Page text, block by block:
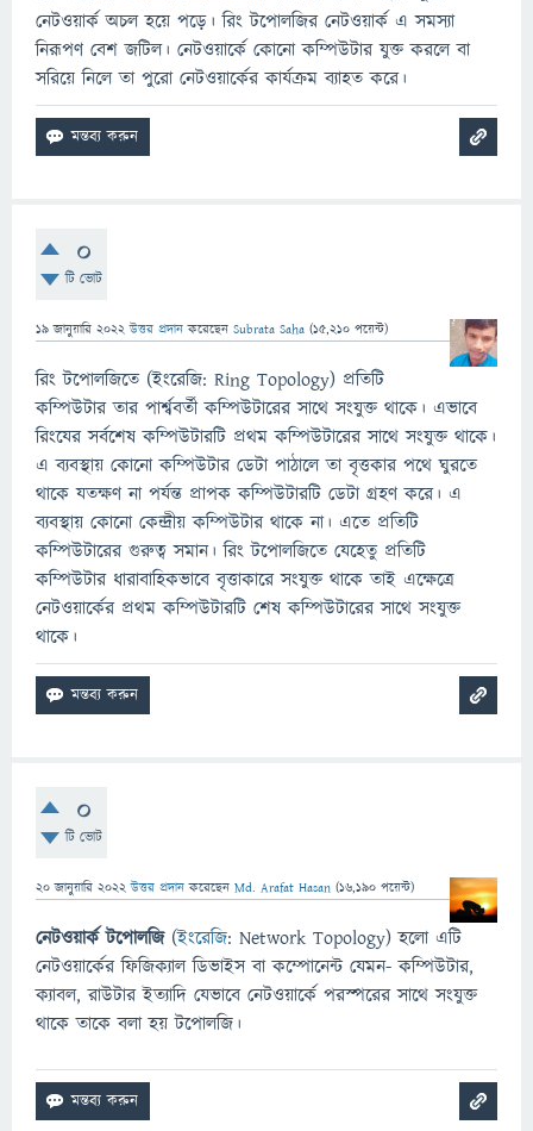
নেটওয়ার্ক অচল হয়ে পড়ে। রিং টপোলজির নেটওয়ার্ক এ সমস্যা
নিরূপণ বেশ জটিল। নেটওয়ার্কে কোনো কম্পিউটার যুক্ত করলে বা
সরিয়ে নিলে তা পুরো নেটওয়ার্কের কার্যক্রম ব্যাহত করে।
0
টি ভোট
19 জানুয়ারি 2022 উত্তর প্রদান করেছেন Subrata Saha (15,210 পয়েন্ট)
রিং টপোলজিতে (ইংরেজি: Ring Topology) প্রতিটি
কম্পিউটার তার পার্শ্ববর্তী কম্পিউটারের সাথে সংযুক্ত থাকে। এভাবে
রিংযের সর্বশেষ কম্পিউটারটি প্রথম কম্পিউটারের সাথে সংযুক্ত থাকে।
এ ব্যবস্থায় কোনো কম্পিউটার ডেটা পাঠালে তা বৃত্তকার পথে ঘুরতে
থাকে যতক্ষণ না পর্যন্ত প্রাপক কম্পিউটারটি ডেটা গ্রহণ করে। এ
ব্যবস্থায় কোনো কেন্দ্রীয় কম্পিউটার থাকে না। এতে প্রতিটি
কম্পিউটারের গুরুত্ব সমান। রিং টপোলজিতে যেহেতু প্রতিটি
কম্পিউটার ধারাবাহিকভাবে বৃত্তাকারে সংযুক্ত থাকে তাই এক্ষেত্রে
নেটওয়ার্কের প্রথম কম্পিউটারটি শেষ কম্পিউটারের সাথে সংযুক্ত
থাকে।
0
টি ভোট
20 জানুয়ারি 2022 উত্তর প্রদান করেছেন Md. Arafat Hasan (16,190 পয়েন্ট)
নেটওয়ার্ক টপোলজি(ইংরেজি: Network Topology) হলো এটি
নেটওয়ার্কের ফিজিক্যাল ডিভাইস বা কম্পোনেন্ট যেমন- কম্পিউটার,
ক্যাবল, রাউটার ইত্যাদি যেভাবে নেটওয়ার্কে পরস্পরের সাথে সংযুক্ত
থাকে তাকে বলা হয় টপোলজি।